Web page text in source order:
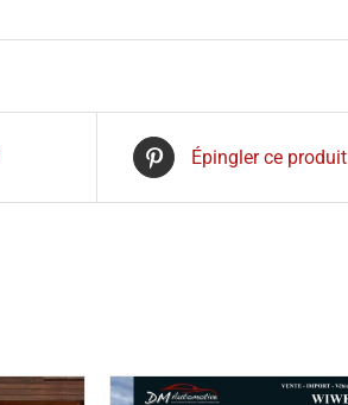
Épingler ce produit